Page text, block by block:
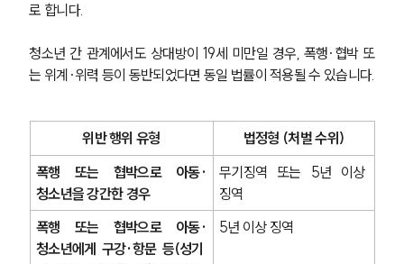
로 합니다.
청소년 간 관계에서도 상대방이 19세 미만일 경우, 폭행·협박 또
는 위계·위력 등이 동반되었다면 동일 법률이 적용될 수 있습니다.
위반 행위 유형
법정형 (처벌 수위)
폭행 또는 협박으로 아동·
청소년을 강간한 경우
무기징역 또는 5년 이상
징역
폭행 또는 협박으로 아동·
청소년에게 구강·항문 등(성기
5년 이상 징역